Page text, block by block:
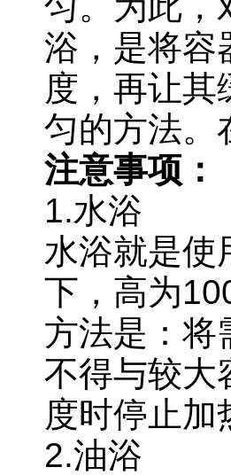
浴，是将容
度，再让其
匀的方法。
注意事项：
1.水浴
水浴就是使
下，高为
方法是：将
不得与较大
度时停止加
2.油浴